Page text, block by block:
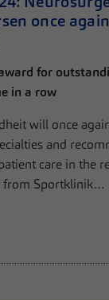
once
for
in a row
will once
and
care in the
from Sportklinik…